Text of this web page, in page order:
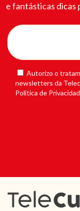
e fantásticas dicas
Autorizo o
newsletters da
Política de